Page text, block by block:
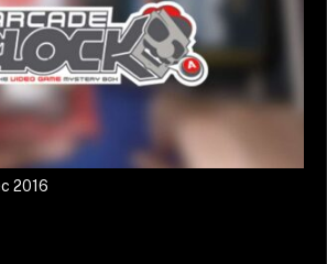
2016